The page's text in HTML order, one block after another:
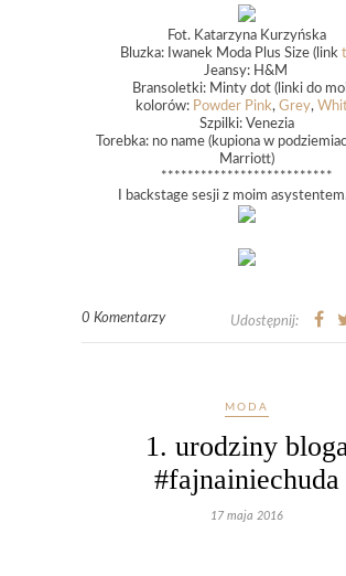
Fot. Katarzyna Kurzyńska
Bluzka: Iwanek Moda Plus Size (link
Jeansy: H&M
Bransoletki: Minty dot (linki do
kolorów: Powder Pink, Grey,
Szpilki: Venezia
Torebka: no name (kupiona w
Marriott)
**************************
I backstage sesji z moim
0 Komentarzy Udostępnij:
MODA
1. urodziny bloga
#fajnainiechuda
17 maja 2016